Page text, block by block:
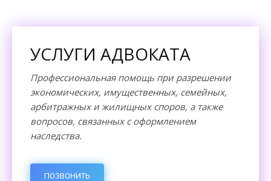
УСЛУГИ АДВОКАТА
Профессиональная помощь при разрешении
экономических, имущественных, семейных,
арбитражных и жилищных споров, а также
вопросов, связанных с оформлением
наследства.
ПОЗВОНИТЬ